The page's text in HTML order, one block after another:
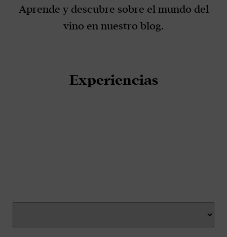
Aprende y descubre sobre el mundo del
vino en nuestro blog.
Experiencias